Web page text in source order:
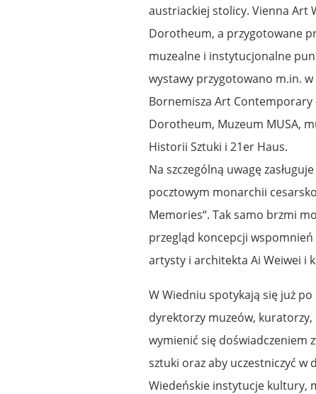
austriackiej stolicy. Vienna Art
Dorotheum, a przygotowane
muzealne i instytucjonalne
wystawy przygotowano m.in.
Bornemisza Art Contemporary
Dorotheum, Muzeum MUSA,
Historii Sztuki i 21er Haus.
Na szczególną uwagę
pocztowym monarchii
Memories“. Tak samo brzmi
przegląd koncepcji wspomnień
artysty i architekta Ai Weiwei i
W Wiedniu spotykają się już
dyrektorzy muzeów,
wymienić się doświadczeniem
sztuki oraz aby uczestniczyć w
Wiedeńskie instytucje kultury,